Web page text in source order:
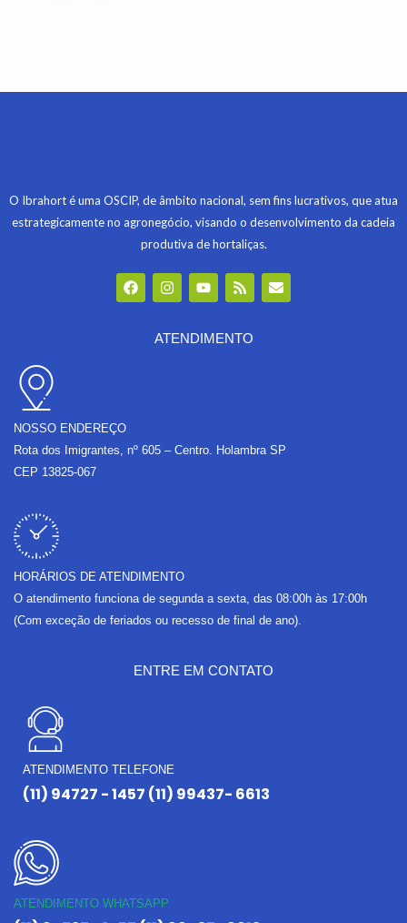
O Ibrahort é uma OSCIP, de âmbito nacional, sem fins lucrativos, que atua
estrategicamente no agronegócio, visando o desenvolvimento da cadeia
produtiva de hortaliças.
F
a
c
I
n
s
a
Y
o
u
u
R
s
s
E
n
v
ATENDIMENTO
NOSSO ENDEREÇO
Rota dos Imigrantes, nº 605 – Centro. Holambra SP
CEP 13825-067
HORÁRIOS DE ATENDIMENTO
O atendimento funciona de segunda a sexta, das 08:00h às 17:00h
(Com exceção de feriados ou recesso de final de ano).
ENTRE EM CONTATO
ATENDIMENTO TELEFONE
(11) 94727 - 1457 (11) 99437- 6613
ATENDIMENTO WHATSAPP